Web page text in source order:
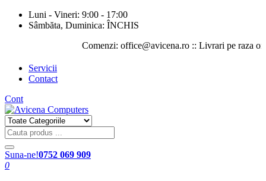
Luni - Vineri: 9:00 - 17:00
Sâmbăta, Duminica: ÎNCHIS
Comenzi: office@avicena.ro :: Livrari pe raza
Servicii
Contact
Cont
Suna-ne!0752 069 909
0